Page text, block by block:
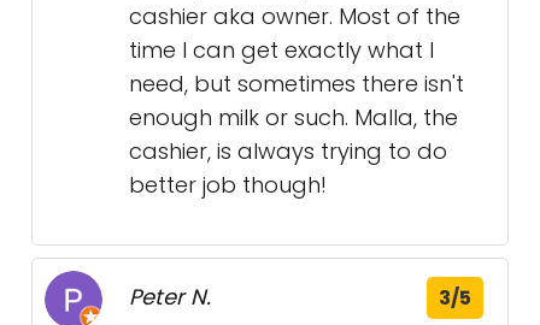
cashier aka owner. Most of the
time I can get exactly what I
need, but sometimes there isn't
enough milk or such. Malla, the
cashier, is always trying to do
better job though!
Peter N. 3/5